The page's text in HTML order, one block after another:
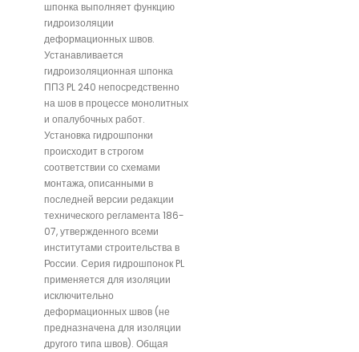
шпонка выполняет функцию
гидроизоляции
деформационных швов.
Устанавливается
гидроизоляционная шпонка
ППЗ PL 240 непосредственно
на шов в процессе монолитных
и опалубочных работ.
Установка гидрошпонки
происходит в строгом
соответствии со схемами
монтажа, описанными в
последней версии редакции
технического регламента 186-
07, утвержденного всеми
институтами строительства в
России. Серия гидрошпонок PL
применяется для изоляции
исключительно
деформационных швов (не
предназначена для изоляции
другого типа швов). Общая